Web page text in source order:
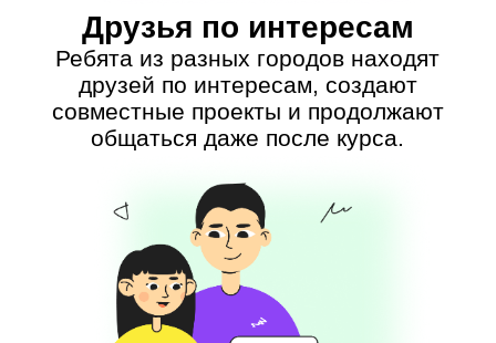
лекции с экспертами, проводят свои
мероприятия, находят
единомышленников с других курсов
и даже из других городов. Доступ
к сообществу вечный и бесплатный.
Наставники
эксперты